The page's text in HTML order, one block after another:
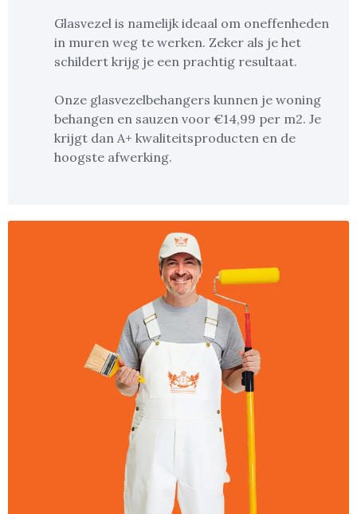
Glasvezel is namelijk ideaal om oneffenheden
in muren weg te werken. Zeker als je het
schildert krijg je een prachtig resultaat.
Onze glasvezelbehangers kunnen je woning
behangen en sauzen voor €14,99 per m2. Je
krijgt dan A+ kwaliteitsproducten en de
hoogste afwerking.